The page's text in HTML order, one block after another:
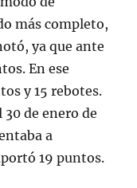
más completo,
ya que ante
En ese
y 15 rebotes.
de enero de
a
19 puntos.